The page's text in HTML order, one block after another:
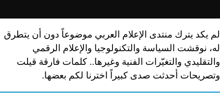
لم يكد يترك منتدى الإعلام العربي موضوعاً دون أن يتطرق
له، نوقشت السياسة والتكنولوجيا والإعلام الرقمي
والتقليدي والتغيّرات الفنية وغيرها.. كلمات فارقة قيلت
وتصريحات أحدثت صدى كبيراً اخترنا لكم بعضها.